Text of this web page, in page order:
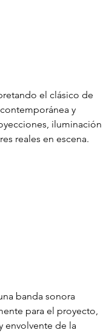
el clásico de
y
iluminación
reales en escena.
banda sonora
para el proyecto,
envolvente de la